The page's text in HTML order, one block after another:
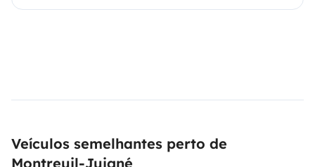
Veículos semelhantes perto de
Montreuil-Juigné